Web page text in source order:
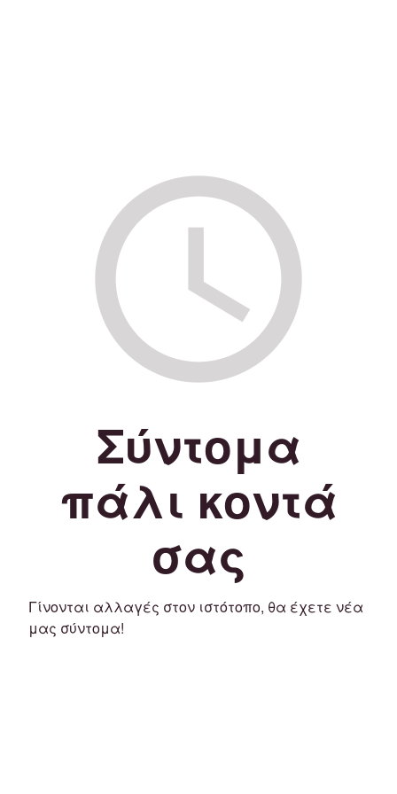
Σύντομα
πάλι κοντά
σας
Γίνονται αλλαγές στον ιστότοπο, θα έχετε νέα
μας σύντομα!